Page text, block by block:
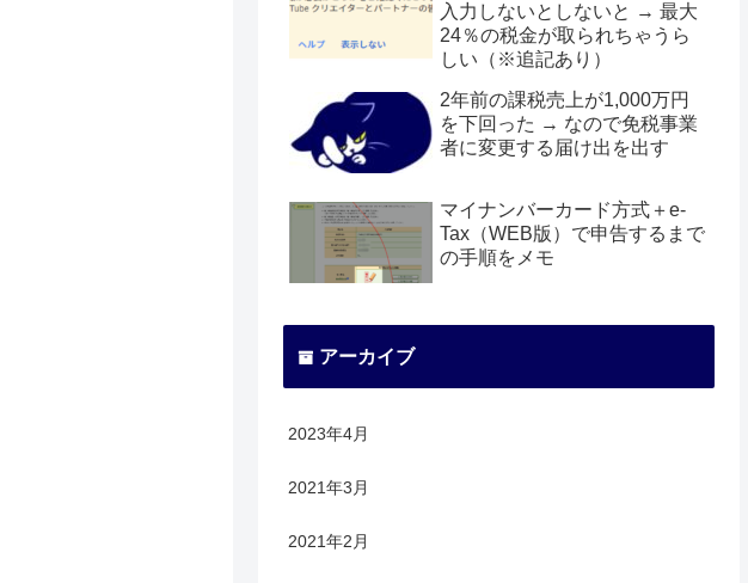
入力しないとしないと → 最大
24％の税金が取られちゃうら
しい（※追記あり）
2年前の課税売上が1,000万円
を下回った → なので免税事業
者に変更する届け出を出す
マイナンバーカード方式＋e-
Tax（WEB版）で申告するまで
の手順をメモ
アーカイブ
2023年4月
2021年3月
2021年2月